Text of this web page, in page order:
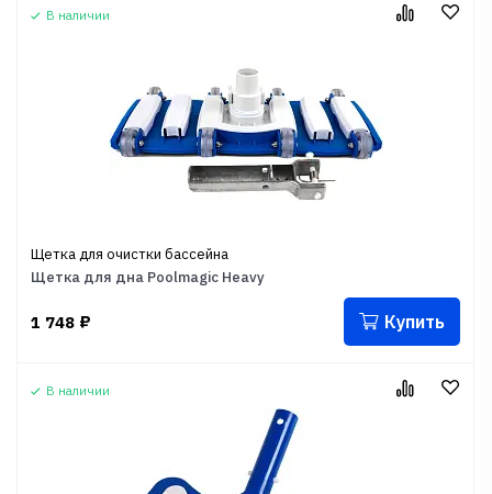
В наличии
Щетка для очистки бассейна
Щетка для дна Poolmagic Heavy
1 748 ₽ Купить
В наличии